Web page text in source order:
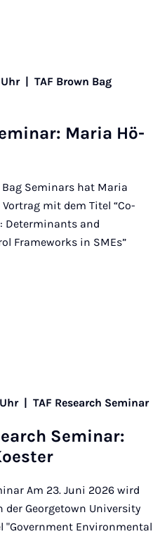
| TAF Brown Bag
Ma­ria Hö­
Bag Seminars hat Maria
mit dem Titel “Co-
Determinants and
Frameworks in SMEs”
| TAF Research Seminar
Se­mi­nar:
Am 23. Juni 2026 wird
der Georgetown University
"Government Environmental